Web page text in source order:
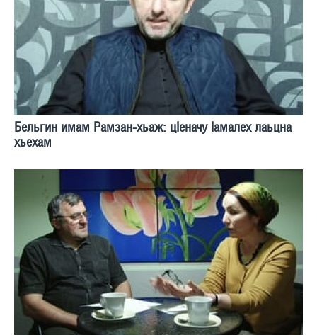
Бельгин имам Рамзан-хьаж: цIеначу Iамалех лаьцна
хьехам